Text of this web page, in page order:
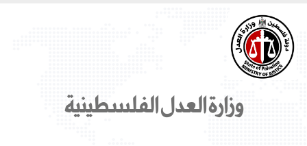
وزارة العدل الفلسطينية